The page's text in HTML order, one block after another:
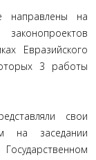
на
Евразийского
3 работы
свои
на заседании